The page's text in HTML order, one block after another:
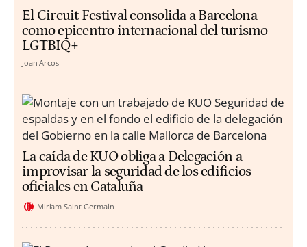
El Circuit Festival consolida a Barcelona
como epicentro internacional del turismo
LGTBIQ+
Joan Arcos
La caída de KUO obliga a Delegación a
improvisar la seguridad de los edificios
oficiales en Cataluña
Miriam Saint-Germain